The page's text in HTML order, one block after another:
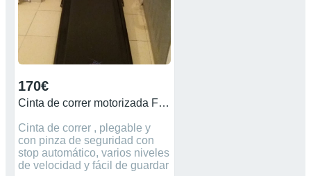
32 kg Pantalla LCD Consumo
de Calorías Tiempo
transcurrido Distancia
recorrida Velocidad de marcha
,Plegada queda como una
tabla de planchar. Usada tres
170€
Cinta de correr motorizada FIT- FORCE 1200W
Cinta de correr , plegable y
con pinza de seguridad con
stop automático, varios niveles
de velocidad y fácil de guardar